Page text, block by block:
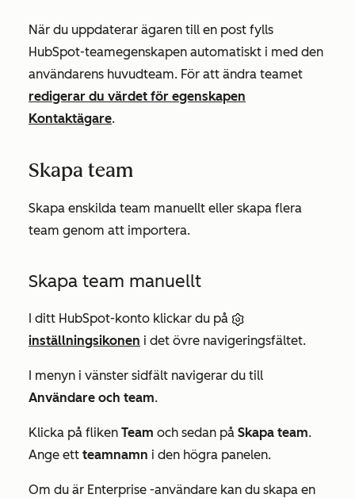
När du uppdaterar ägaren till en post fylls
HubSpot-teamegenskapen automatiskt i med den
användarens huvudteam. För att ändra teamet
redigerar du värdet för egenskapen
Kontaktägare.
Skapa team
Skapa enskilda team manuellt eller skapa flera
team genom att importera.
Skapa team manuellt
I ditt HubSpot-konto klickar du på
inställningsikonen i det övre navigeringsfältet.
I menyn i vänster sidfält navigerar du till
Användare och team.
Klicka på fliken Team och sedan på Skapa team.
Ange ett teamnamn i den högra panelen.
Om du är Enterprise -användare kan du skapa en